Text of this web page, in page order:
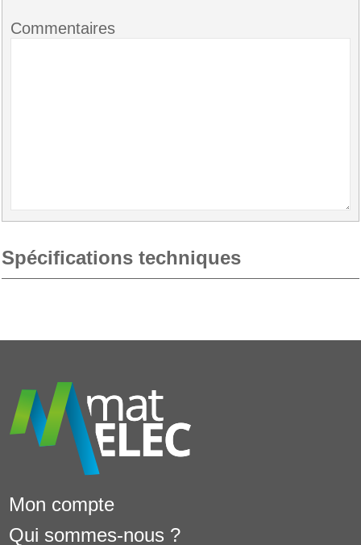
Commentaires
Spécifications techniques
Mon compte
Qui sommes-nous ?